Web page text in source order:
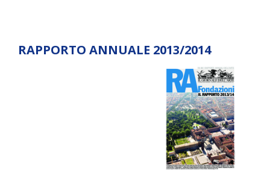
RAPPORTO ANNUALE 2013/2014